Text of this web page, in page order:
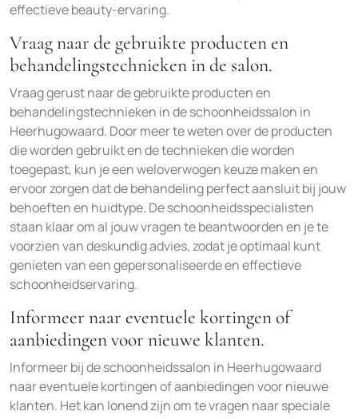
effectieve beauty-ervaring.
Vraag naar de gebruikte producten en
behandelingstechnieken in de salon.
Vraag gerust naar de gebruikte producten en
behandelingstechnieken in de schoonheidssalon in
Heerhugowaard. Door meer te weten over de producten
die worden gebruikt en de technieken die worden
toegepast, kun je een weloverwogen keuze maken en
ervoor zorgen dat de behandeling perfect aansluit bij jouw
behoeften en huidtype. De schoonheidsspecialisten
staan klaar om al jouw vragen te beantwoorden en je te
voorzien van deskundig advies, zodat je optimaal kunt
genieten van een gepersonaliseerde en effectieve
schoonheidservaring.
Informeer naar eventuele kortingen of
aanbiedingen voor nieuwe klanten.
Informeer bij de schoonheidssalon in Heerhugowaard
naar eventuele kortingen of aanbiedingen voor nieuwe
klanten. Het kan lonend zijn om te vragen naar speciale